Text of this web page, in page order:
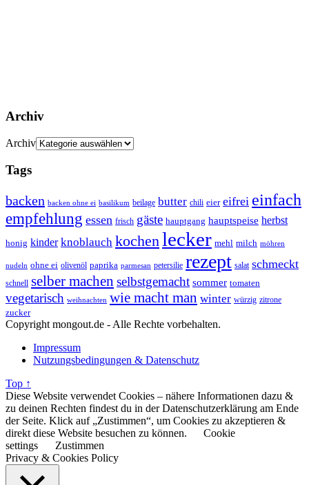
Archiv
Archiv
Tags
backen backen ohne ei basilikum beilage butter chili eier eifrei einfach
empfehlung essen frisch gäste hauptgang hauptspeise herbst
honig kinder knoblauch kochenlecker mehl milch möhren
nudeln ohne ei olivenöl paprika parmesan petersilie rezept salat schmeckt
schnell selber machen selbstgemacht sommer tomaten
vegetarisch weihnachten wie macht man winter würzig zitrone
zucker
Copyright mongout.de - Alle Rechte vorbehalten.
Impressum
Nutzungsbedingungen & Datenschutz
Top ↑
Diese Website verwendet Cookies – nähere Informationen dazu &
zu deinen Rechten findest du in der Datenschutzerklärung am Ende
der Seite. Klick auf „Zustimmen“, um Cookies zu akzeptieren &
direkt diese Website besuchen zu können.
Cookie
settings
Zustimmen
Privacy & Cookies Policy